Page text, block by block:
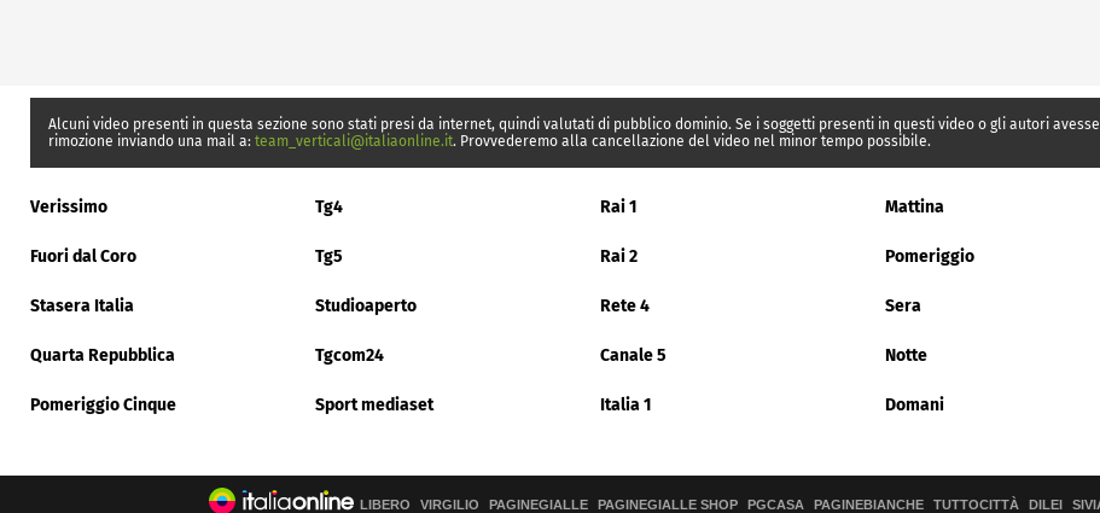
Alcuni video presenti in questa sezione sono stati presi da internet, quindi valutati di pubblico dominio. Se i soggetti presenti in questi video o gli autori
rimozione inviando una mail a: team_verticali@italiaonline.it. Provvederemo alla cancellazione del video nel minor tempo possibile.
Verissimo Tg4 Rai 1 Mattina
Fuori dal Coro Tg5 Rai 2 Pomeriggio
Stasera Italia Studioaperto Rete 4 Sera
Quarta Repubblica Tgcom24 Canale 5 Notte
Pomeriggio Cinque Sport mediaset Italia 1 Domani
LIBERO VIRGILIO PAGINEGIALLE PAGINEGIALLE SHOP PGCASA PAGINEBIANCHE TUTTOCITTÀ DILEI